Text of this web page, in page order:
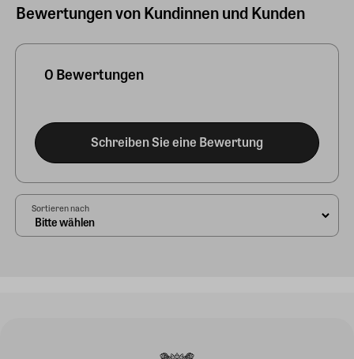
Bewertungen von Kundinnen und Kunden
0 Bewertungen
Schreiben Sie eine Bewertung
Sortieren nach